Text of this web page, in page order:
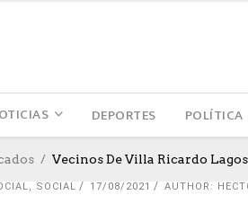
DEPORTES POLÍTICA
Vecinos De Villa Ricardo
, SOCIAL 17/08/2021 AUTHOR: